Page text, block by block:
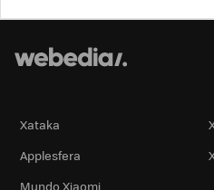
Xataka
Applesfera
Mundo Xiaomi